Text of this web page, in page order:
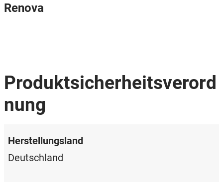
Renova
Produktsicherheitsverord
nung
Herstellungsland
Deutschland